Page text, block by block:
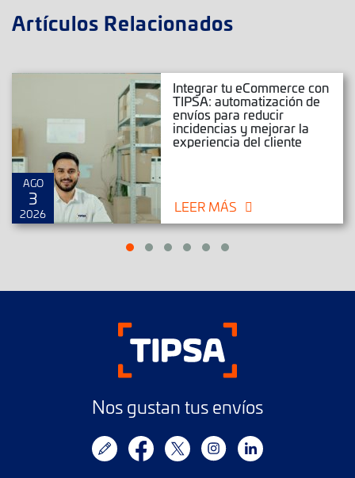
Artículos Relacionados
AGO
3
2026
Integrar tu eCommerce con
TIPSA: automatización de
envíos para reducir
incidencias y mejorar la
experiencia del cliente
LEER MÁS
Nos gustan tus envíos